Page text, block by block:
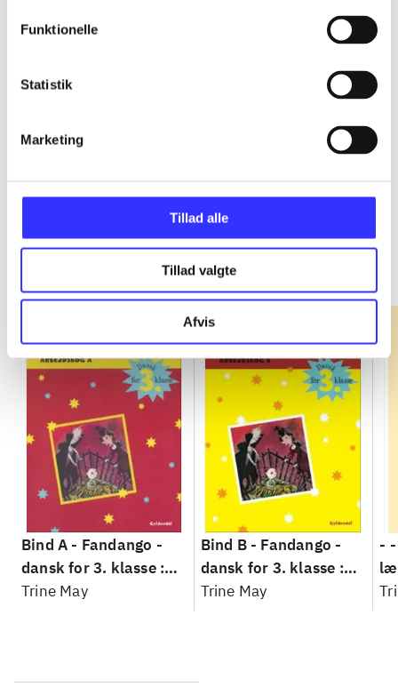
Funktionelle
Statistik
Marketing
Tillad alle
Tillad valgte
Afvis
Fandango - dansk for 3. klasse
Bind A - Fandango -
dansk for 3. klasse :
grundbog --
Trine May
Bind B - Fandango -
dansk for 3. klasse :
grundbog --
Trine May
-